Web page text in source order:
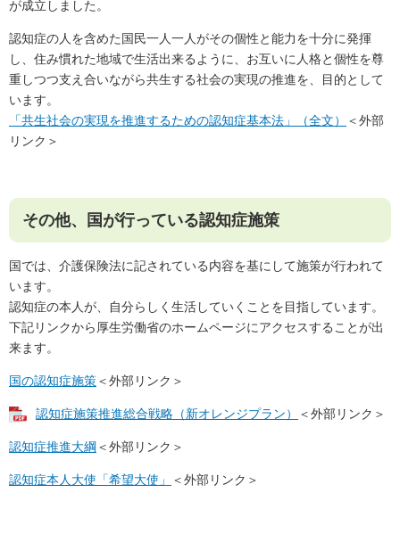
が成立しました。
認知症の人を含めた国民一人一人がその個性と能力を十分に発揮
し、住み慣れた地域で生活出来るように、お互いに人格と個性を尊
重しつつ支え合いながら共生する社会の実現の推進を、目的として
います。
「共生社会の実現を推進するための認知症基本法」（全文）
＜外部
リンク＞
その他、国が行っている認知症施策
国では、介護保険法に記されている内容を基にして施策が行われて
います。
認知症の本人が、自分らしく生活していくことを目指しています。
下記リンクから厚生労働省のホームページにアクセスすることが出
来ます。
国の認知症施策＜外部リンク＞
認知症施策推進総合戦略（新オレンジプラン） ＜外部リンク＞
認知症推進大綱 ＜外部リンク＞
認知症本人大使「希望大使」 ＜外部リンク＞